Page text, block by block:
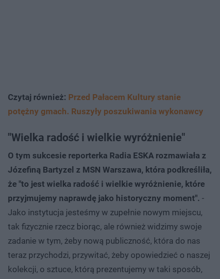
Czytaj również: Przed Pałacem Kultury stanie
potężny gmach. Ruszyły poszukiwania wykonawcy
"Wielka radość i wielkie wyróżnienie"
O tym sukcesie reporterka Radia ESKA rozmawiała z
Józefiną Bartyzel z MSN Warszawa, która podkreśliła,
że "to jest wielka radość i wielkie wyróżnienie, które
przyjmujemy naprawdę jako historyczny moment". -
Jako instytucja jesteśmy w zupełnie nowym miejscu,
tak fizycznie rzecz biorąc, ale również widzimy swoje
zadanie w tym, żeby nową publiczność, która do nas
teraz przychodzi, przywitać, żeby opowiedzieć o naszej
kolekcji, o sztuce, którą prezentujemy w taki sposób,